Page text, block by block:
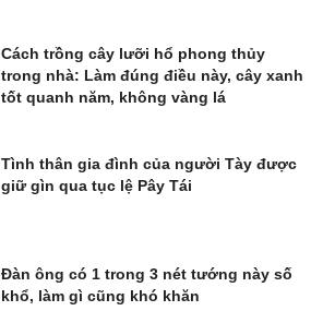
Cách trồng cây lưỡi hổ phong thủy
trong nhà: Làm đúng điều này, cây xanh
tốt quanh năm, không vàng lá
Tình thân gia đình của người Tày được
giữ gìn qua tục lệ Pây Tái
Đàn ông có 1 trong 3 nét tướng này số
khổ, làm gì cũng khó khăn